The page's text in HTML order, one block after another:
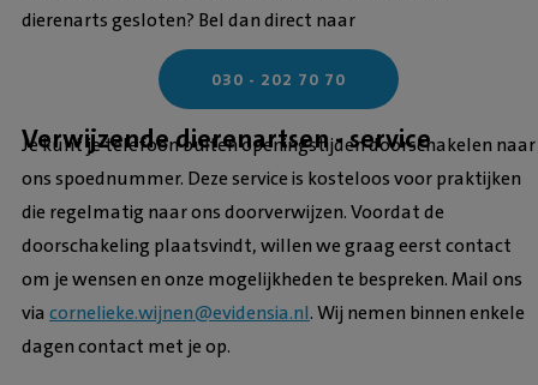
dierenarts gesloten? Bel dan direct naar
030 - 202 70 70
Verwijzende dierenartsen - service
Je kunt je telefoon buiten openingstijden doorschakelen naar
ons spoednummer. Deze service is kosteloos voor praktijken
die regelmatig naar ons doorverwijzen. Voordat de
doorschakeling plaatsvindt, willen we graag eerst contact
om je wensen en onze mogelijkheden te bespreken. Mail ons
via cornelieke.wijnen@evidensia.nl. Wij nemen binnen enkele
dagen contact met je op.